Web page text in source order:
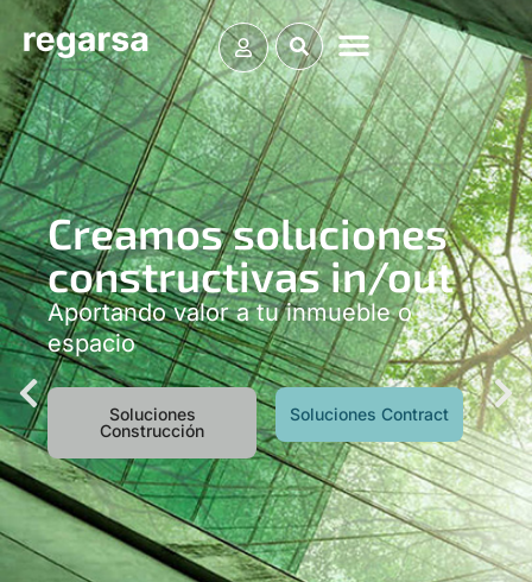
Creamos soluciones
constructivas in/out
Aportando valor a tu inmueble o
espacio
Soluciones
Construcción
Soluciones Contract